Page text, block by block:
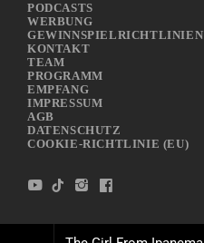
PODCASTS
WERBUNG
GEWINNSPIELRICHTLINIEN
KONTAKT
TEAM
PROGRAMM
EMPFANG
IMPRESSUM
AGB
DATENSCHUTZ
COOKIE-RICHTLINIE (EU)